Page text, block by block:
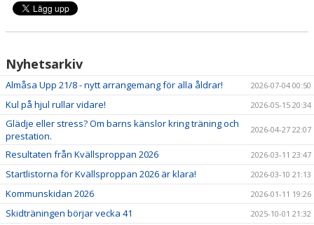
TÄVLINGSKALENDER
Nyhetsarkiv
Almåsa Upp 21/8 - nytt arrangemang för alla åldrar! 2026-07-04 00:50
Kul på hjul rullar vidare! 2026-05-15 20:34
Glädje eller stress? Om barns känslor kring träning och
prestation.
2026-04-27 22:07
Resultaten från Kvällsproppan 2026 2026-03-11 23:47
Startlistorna för Kvällsproppan 2026 är klara! 2026-03-10 21:13
Kommunskidan 2026 2026-01-11 19:26
Skidträningen börjar vecka 41 2025-10-01 21:32